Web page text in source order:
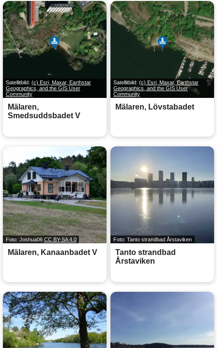
Satellitbild: (c) Esri, Maxar, Earthstar
Geographics, and the GIS User
Community
Mälaren,
Smedsuddsbadet V
Satellitbild: (c) Esri, Maxar, Earthstar
Geographics, and the GIS User
Community
Mälaren, Lövstabadet
Foto: Joshua06 CC BY-SA 4.0
Mälaren, Kanaanbadet V
Foto: Tanto strandbad Årstaviken
Tanto strandbad
Årstaviken